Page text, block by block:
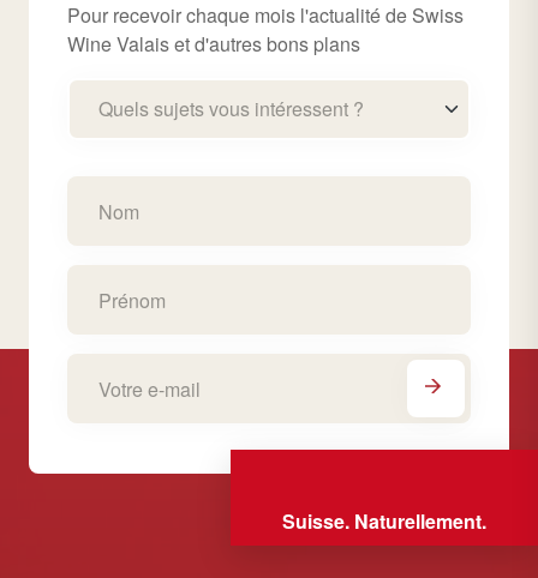
Pour recevoir chaque mois l'actualité de Swiss
Wine Valais et d'autres bons plans
Quels sujets vous intéressent ?
Suisse. Naturellement.